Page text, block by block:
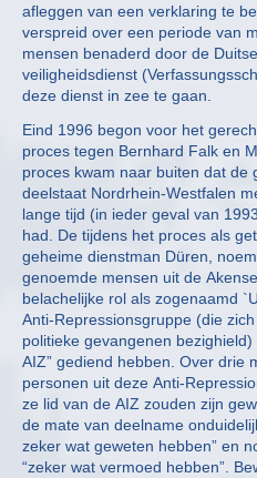
afleggen van een verklaring te
verspreid over een periode van
mensen benaderd door de
veiligheidsdienst
deze dienst in zee te gaan.
Eind 1996 begon voor het
proces tegen Bernhard Falk en
proces kwam naar buiten dat de
deelstaat Nordrhein-Westfalen
lange tijd (in ieder geval van
had. De tijdens het proces als
geheime dienstman Düren,
genoemde mensen uit de
belachelijke rol als zogenaamd
Anti-Repressionsgruppe (die
politieke gevangenen
AIZ” gediend hebben. Over drie
personen uit deze Anti-
ze lid van de AIZ zouden zijn
de mate van deelname
zeker wat geweten hebben” en
“zeker wat vermoed hebben”.